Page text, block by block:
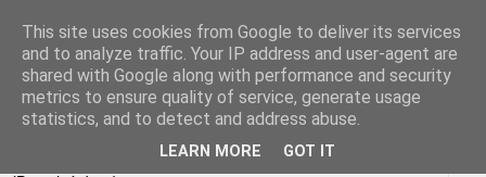
This site uses cookies from Google to deliver its services
and to analyze traffic. Your IP address and user-agent are
shared with Google along with performance and security
metrics to ensure quality of service, generate usage
statistics, and to detect and address abuse.
LEARN MORE GOT IT